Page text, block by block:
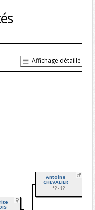
Affichage détaillé
Antoine
CHEVALIER
*? - †?